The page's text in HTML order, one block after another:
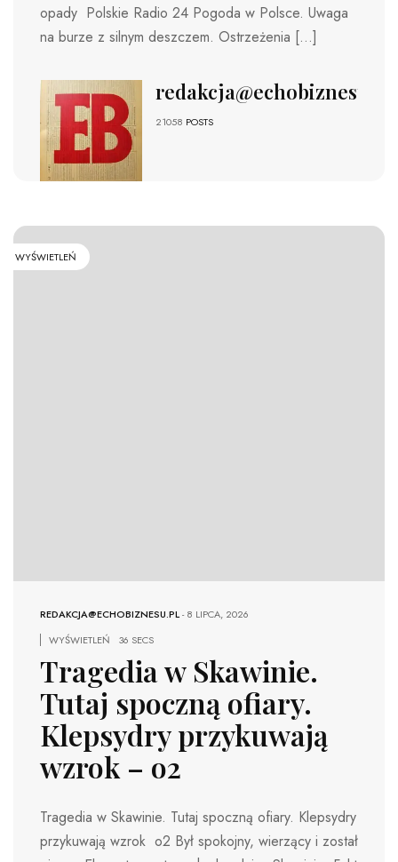
opady Polskie Radio 24 Pogoda w Polsce. Uwaga
na burze z silnym deszczem. Ostrzeżenia […]
redakcja@echobiznesu.pl
21058 POSTS
WYŚWIETLEŃ
REDAKCJA@ECHOBIZNESU.PL-8 LIPCA, 2026
WYŚWIETLEŃ
36 SECS
Tragedia w Skawinie.
Tutaj spoczną ofiary.
Klepsydry przykuwają
wzrok – o2
Tragedia w Skawinie. Tutaj spoczną ofiary. Klepsydry
przykuwają wzrok o2 Był spokojny, wierzący i został